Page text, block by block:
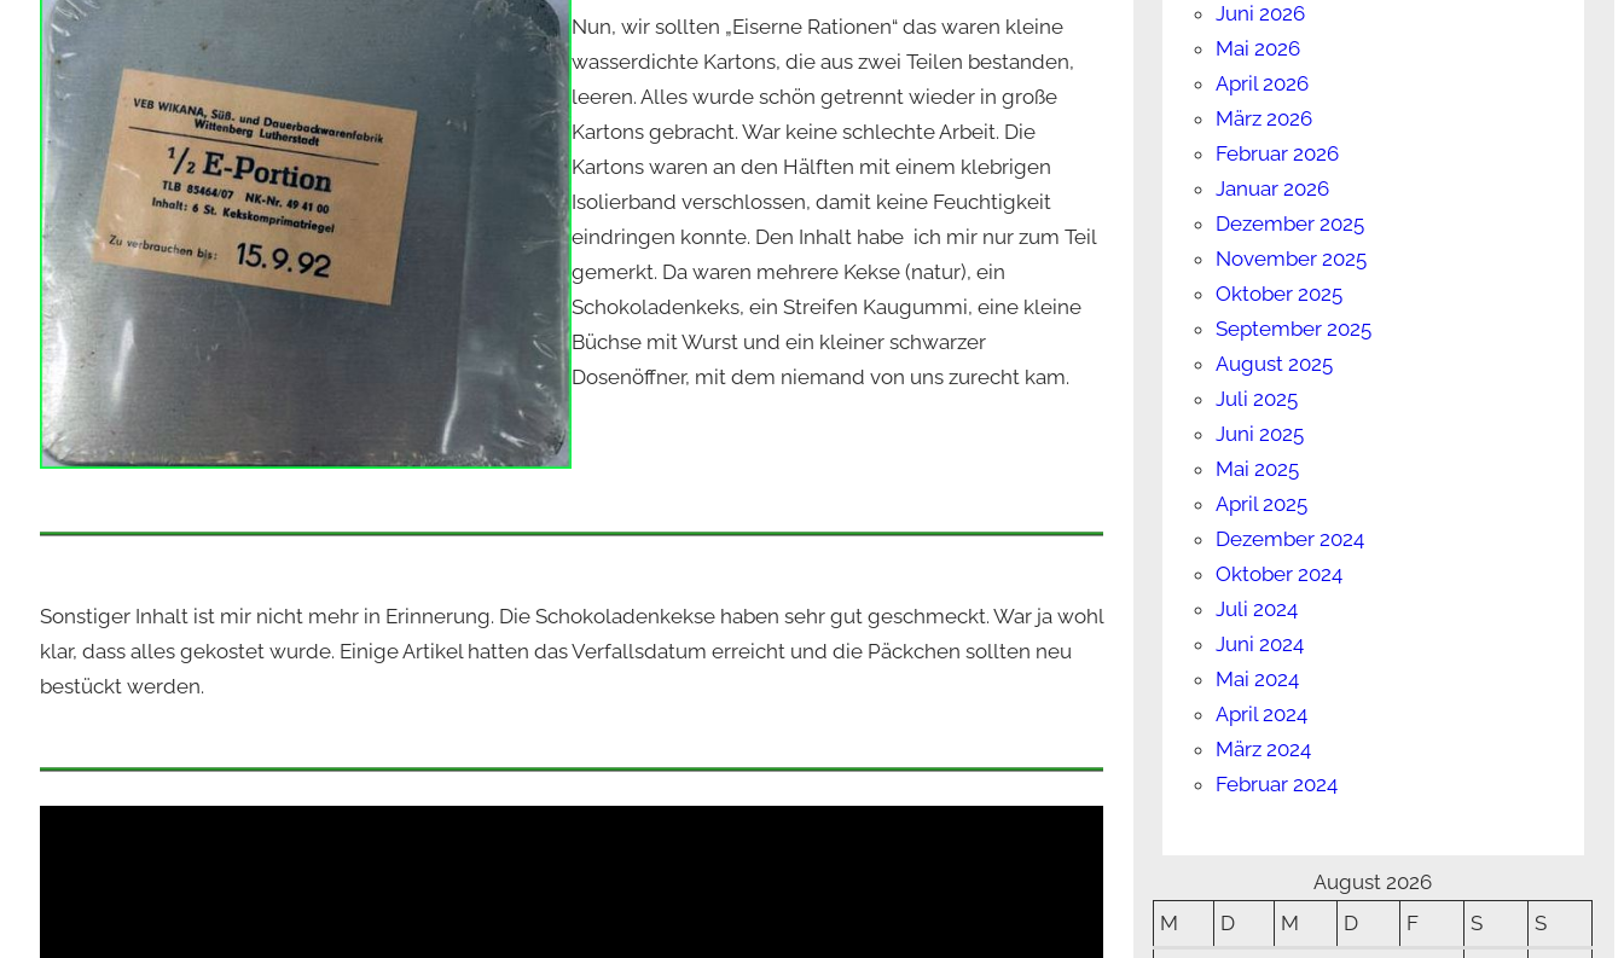
Nun, wir sollten „Eiserne Rationen“ das waren kleine
wasserdichte Kartons, die aus zwei Teilen bestanden,
leeren. Alles wurde schön getrennt wieder in große
Kartons gebracht. War keine schlechte Arbeit. Die
Kartons waren an den Hälften mit einem klebrigen
Isolierband verschlossen, damit keine Feuchtigkeit
eindringen konnte. Den Inhalt habe ich mir nur zum Teil
gemerkt. Da waren mehrere Kekse (natur), ein
Schokoladenkeks, ein Streifen Kaugummi, eine kleine
Büchse mit Wurst und ein kleiner schwarzer
Dosenöffner, mit dem niemand von uns zurecht kam.
Sonstiger Inhalt ist mir nicht mehr in Erinnerung. Die Schokoladenkekse haben sehr gut geschmeckt. War ja wohl
klar, dass alles gekostet wurde. Einige Artikel hatten das Verfallsdatum erreicht und die Päckchen sollten neu
bestückt werden.
Juni 2026
Mai 2026
April 2026
März 2026
Februar 2026
Januar 2026
Dezember 2025
November 2025
Oktober 2025
September 2025
August 2025
Juli 2025
Juni 2025
Mai 2025
April 2025
Dezember 2024
Oktober 2024
Juli 2024
Juni 2024
Mai 2024
April 2024
März 2024
Februar 2024
August 2026
M
D M D F S
S